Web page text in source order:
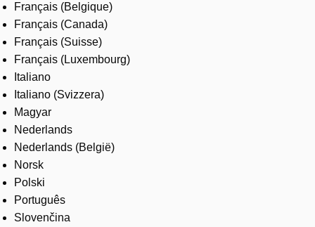
Français (Belgique)
Français (Canada)
Français (Suisse)
Français (Luxembourg)
Italiano
Italiano (Svizzera)
Magyar
Nederlands
Nederlands (België)
Norsk
Polski
Português
Slovenčina